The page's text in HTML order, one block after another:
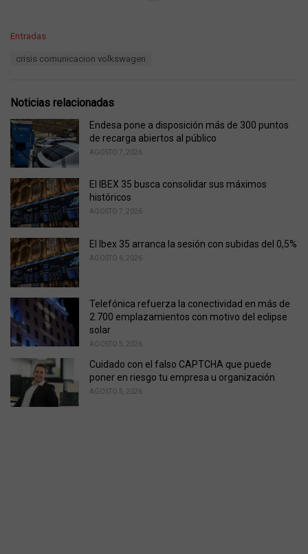
C
o
r
i
e
s
Entradas
:
crisis comunicacion volkswagen
Noticias relacionadas
Endesa pone a disposición más de 300 puntos
de recarga abiertos al público
AGOSTO 7, 2026
El IBEX 35 busca consolidar sus máximos
históricos
AGOSTO 7, 2026
El Ibex 35 arranca la sesión con subidas del 0,5%
AGOSTO 6, 2026
Telefónica refuerza la conectividad en más de
2.700 emplazamientos con motivo del eclipse
solar
AGOSTO 5, 2026
Cuidado con el falso CAPTCHA que puede
poner en riesgo tu empresa u organización
AGOSTO 5, 2026